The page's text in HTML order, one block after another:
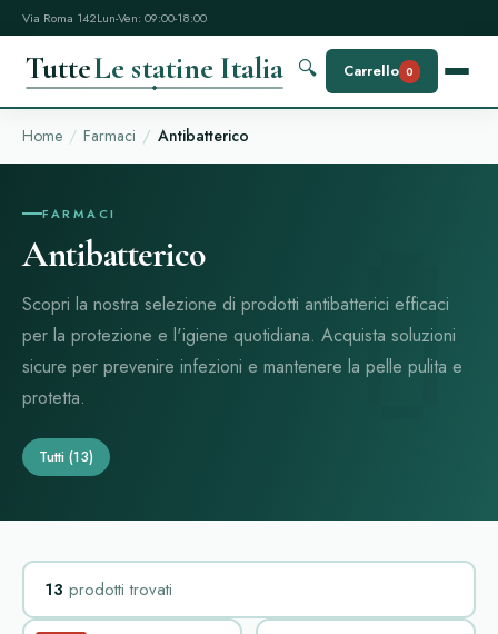
Via Roma 142Lun-Ven: 09:00-18:00
TutteLe statine Italia 🔍 Carrello 0
Home Farmaci Antibatterico
FARMACI
Antibatterico
Scopri la nostra selezione di prodotti antibatterici efficaci
per la protezione e l'igiene quotidiana. Acquista soluzioni
sicure per prevenire infezioni e mantenere la pelle pulita e
protetta.
Tutti (13)
13 prodotti trovati